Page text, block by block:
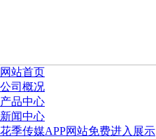
网站首页
公司概况
产品中心
新闻中心
花季传媒APP网站免费进入展示